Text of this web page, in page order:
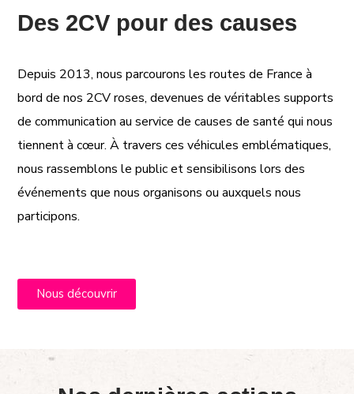
Des 2CV pour des causes
Depuis 2013, nous parcourons les routes de France à
bord de nos 2CV roses, devenues de véritables supports
de communication au service de causes de santé qui nous
tiennent à cœur.À travers ces véhicules emblématiques,
nous rassemblons le public et sensibilisons lors des
événements que nous organisons ou auxquels nous
participons.
Nous découvrir